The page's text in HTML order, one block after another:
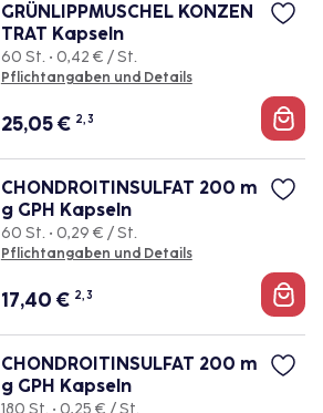
GRÜNLIPPMUSCHEL KONZEN
TRAT Kapseln
60 St. • 0,42 € / St.
Pflichtangaben und Details
25,05€ 2, 3
CHONDROITINSULFAT 200 m
g GPH Kapseln
60 St. • 0,29 € / St.
Pflichtangaben und Details
17,40 € 2, 3
CHONDROITINSULFAT 200 m
g GPH Kapseln
180 St. • 0,25 € / St.